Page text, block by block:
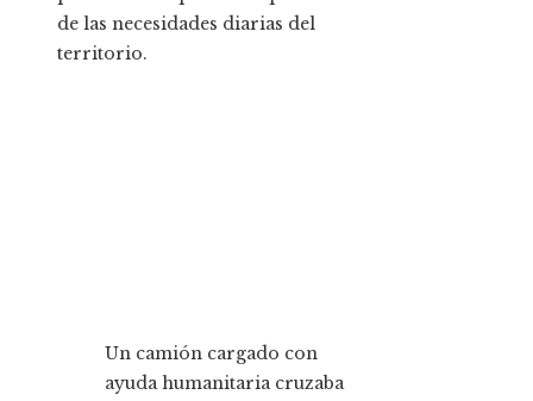
de las necesidades diarias del
territorio.
Un camión cargado con
ayuda humanitaria cruzaba